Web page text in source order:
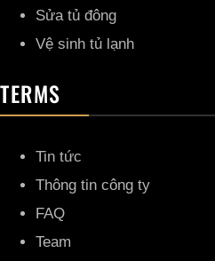
Sửa tủ đông
Vệ sinh tủ lạnh
TERMS
Tin tức
Thông tin công ty
FAQ
Team